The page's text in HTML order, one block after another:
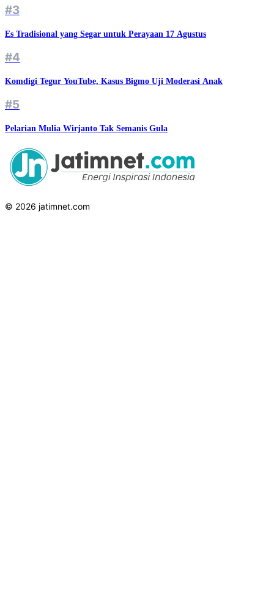
#3
Es Tradisional yang Segar untuk Perayaan 17 Agustus
#4
Komdigi Tegur YouTube, Kasus Bigmo Uji Moderasi Anak
#5
Pelarian Mulia Wirjanto Tak Semanis Gula
© 2026 jatimnet.com